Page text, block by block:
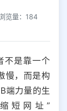
览量：184
不是靠一个
慢，而是构
端力量的生
短网址”